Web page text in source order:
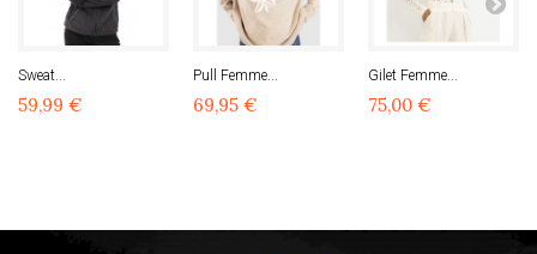
Sweat...
59,99 €
Pull Femme...
69,95 €
Gilet Femme...
75,00 €